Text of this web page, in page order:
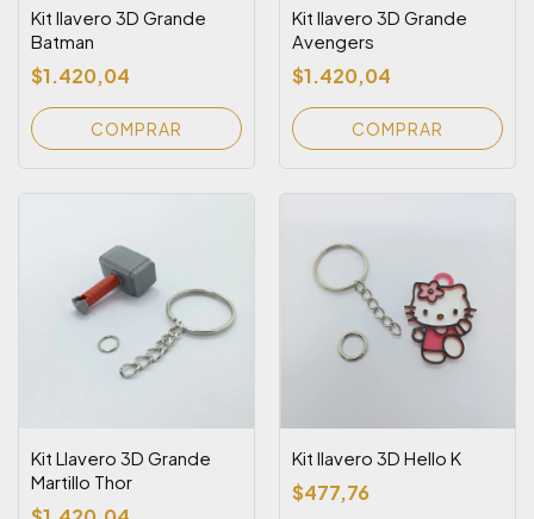
Kit llavero 3D Grande
Batman
$1.420,04
Kit llavero 3D Grande
Avengers
$1.420,04
Kit Llavero 3D Grande
Martillo Thor
Kit llavero 3D Hello K
$477,76